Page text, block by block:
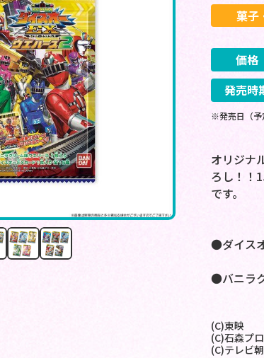
菓子
価格
発売時
※発売日（予
オリジナ
ろし！！
です。
●ダイス
●バニラ
(C)東映
(C)石森プ
(C)テレビ